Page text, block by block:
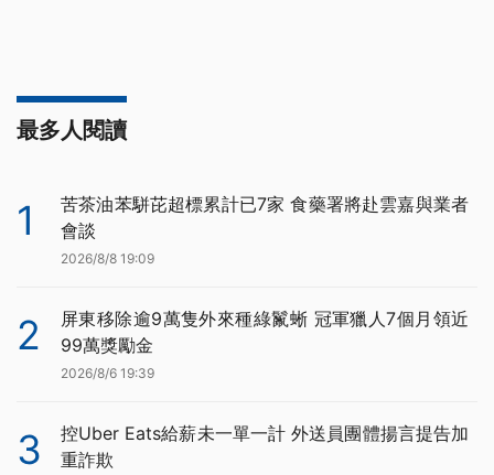
最多人閱讀
1
苦茶油苯駢芘超標累計已7家 食藥署將赴雲嘉與業者
會談
2026/8/8 19:09
2
屏東移除逾9萬隻外來種綠鬣蜥 冠軍獵人7個月領近
99萬獎勵金
2026/8/6 19:39
3
控Uber Eats給薪未一單一計 外送員團體揚言提告加
重詐欺